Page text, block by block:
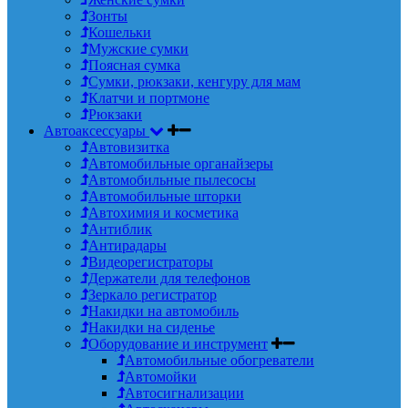
Зонты
Кошельки
Мужские сумки
Поясная сумка
Сумки, рюкзаки, кенгуру для мам
Клатчи и портмоне
Рюкзаки
Автоаксессуары
Автовизитка
Автомобильные органайзеры
Автомобильные пылесосы
Автомобильные шторки
Автохимия и косметика
Антиблик
Антирадары
Видеорегистраторы
Держатели для телефонов
Зеркало регистратор
Накидки на автомобиль
Накидки на сиденье
Оборудование и инструмент
Автомобильные обогреватели
Автомойки
Автосигнализации